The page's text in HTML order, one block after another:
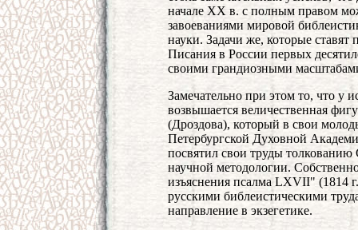
начале XX в. с полным правом
завоеваниями мировой
науки. Задачи же, которые
Писания в России первых
своими грандиозными
Замечательно при этом то, что у
возвышается величественная
(Дроздова), который в свои
Петербургской Духовной
посвятил свои труды
научной методологии.
изъяснения псалма LXVII" (1814
русскими библеистическими
направление в экзегетике.